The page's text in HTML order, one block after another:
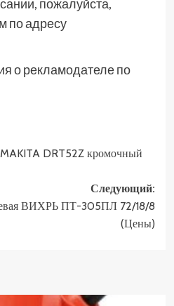
пожалуйста,
по адресу
о рекламодателе по
DRT52Z кромочный
Следующий:
ВИХРЬ ПТ-305ПЛ 72/18/8
(Цены)